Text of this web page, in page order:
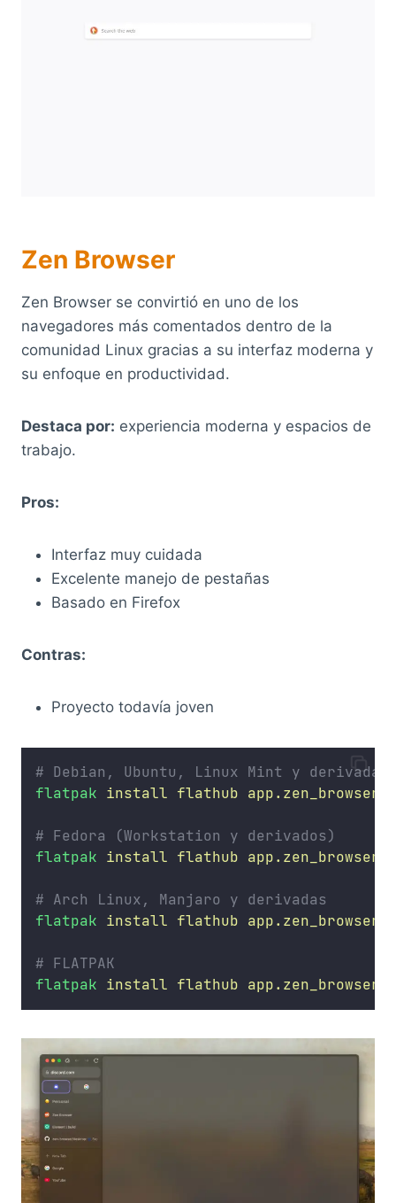
Zen Browser
Zen Browser se convirtió en uno de los
navegadores más comentados dentro de la
comunidad Linux gracias a su interfaz moderna y
su enfoque en productividad.
Destaca por: experiencia moderna y espacios de
trabajo.
Pros:
Interfaz muy cuidada
Excelente manejo de pestañas
Basado en Firefox
Contras:
Proyecto todavía joven
# Debian, Ubuntu, Linux Mint y derivadas
flatpak install flathub
# Fedora (Workstation y derivados)
flatpak install flathub
# Arch Linux, Manjaro y derivadas
flatpak install flathub
# FLATPAK
flatpak install flathub